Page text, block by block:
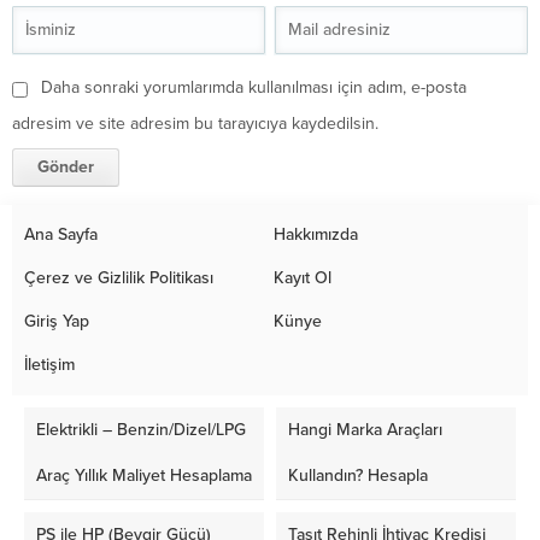
Daha sonraki yorumlarımda kullanılması için adım, e-posta
adresim ve site adresim bu tarayıcıya kaydedilsin.
Ana Sayfa Hakkımızda
Çerez ve Gizlilik Politikası Kayıt Ol
Giriş Yap Künye
İletişim
Elektrikli – Benzin/Dizel/LPG
Araç Yıllık Maliyet Hesaplama
Hangi Marka Araçları
Kullandın? Hesapla
PS ile HP (Beygir Gücü) Taşıt Rehinli İhtiyaç Kredisi